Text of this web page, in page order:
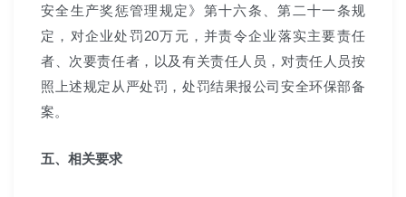
安全生产奖惩管理规定》第十六条、第二十一条规
定，对企业处罚20万元，并责令企业落实主要责任
者、次要责任者，以及有关责任人员，对责任人员按
照上述规定从严处罚，处罚结果报公司安全环保部备
案。
五、相关要求